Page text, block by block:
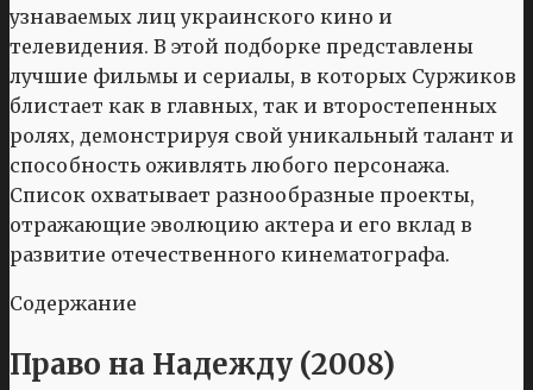
узнаваемых лиц украинского кино и
телевидения. В этой подборке представлены
лучшие фильмы и сериалы, в которых Суржиков
блистает как в главных, так и второстепенных
ролях, демонстрируя свой уникальный талант и
способность оживлять любого персонажа.
Список охватывает разнообразные проекты,
отражающие эволюцию актера и его вклад в
развитие отечественного кинематографа.
Содержание
Право на Надежду (2008)